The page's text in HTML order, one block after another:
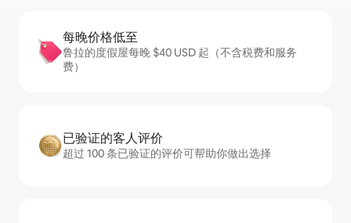
每晚价格低至
鲁拉的度假屋每晚 $40 USD 起（不含税费和服务
费）
已验证的客人评价
超过 100 条已验证的评价可帮助你做出选择